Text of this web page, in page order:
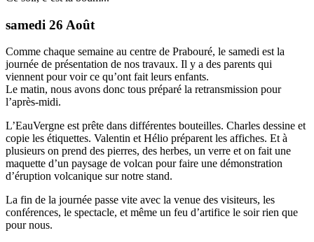
samedi 26 Août
Comme chaque semaine au centre de Prabouré, le samedi est la
journée de présentation de nos travaux. Il y a des parents qui
viennent pour voir ce qu’ont fait leurs enfants.
Le matin, nous avons donc tous préparé la retransmission pour
l’après-midi.
L’EauVergne est prête dans différentes bouteilles. Charles dessine et
copie les étiquettes. Valentin et Hélio préparent les affiches. Et à
plusieurs on prend des pierres, des herbes, un verre et on fait une
maquette d’un paysage de volcan pour faire une démonstration
d’éruption volcanique sur notre stand.
La fin de la journée passe vite avec la venue des visiteurs, les
conférences, le spectacle, et même un feu d’artifice le soir rien que
pour nous.